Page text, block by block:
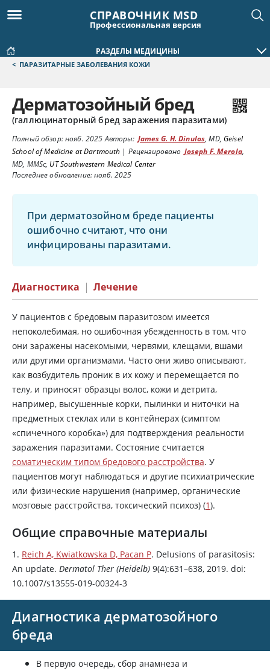
СПРАВОЧНИК MSD
Профессиональная версия
РАЗДЕЛЫ МЕДИЦИНЫ
< ПАРАЗИТАРНЫЕ ЗАБОЛЕВАНИЯ КОЖИ
Дерматозойный бред
(галлюцинаторный бред заражения паразитами)
Полный обзор:нояб. 2025Авторы: James G. H. Dinulos,MD,Geisel
School of Medicine at Dartmouth | Рецензировано Joseph F. Merola,
MD, MMSc, UT Southwestern Medical Center
Последнее обновление: нояб. 2025
При дерматозойном бреде пациенты
ошибочно считают, что они
инфицированы паразитами.
Диагностика | Лечение
У пациентов с бредовым паразитозом имеется
непоколебимая, но ошибочная убежденность в том, что
они заражены насекомыми, червями, клещами, вшами
или другими организмами. Часто они живо описывают,
как возбудитель проник в их кожу и перемещается по
телу, и приносят образцы волос, кожи и детрита,
например, высушенные корки, пылинки и ниточки на
предметных стеклах или в контейнерах (симптом
«спичечного коробка») для подтверждения реальности
заражения паразитами. Состояние считается
соматическим типом бредового расстройства. У
пациентов могут наблюдаться и другие психиатрические
или физические нарушения (например, органические
мозговые расстройства, токсический психоз) (1).
Общие справочные материалы
1. Reich A, Kwiatkowska D, Pacan P. Delusions of parasitosis:
An update. Dermatol Ther (Heidelb) 9(4):631–638, 2019. doi:
10.1007/s13555-019-00324-3
Диагностика дерматозойного
бреда
В первую очередь, сбор анамнеза и